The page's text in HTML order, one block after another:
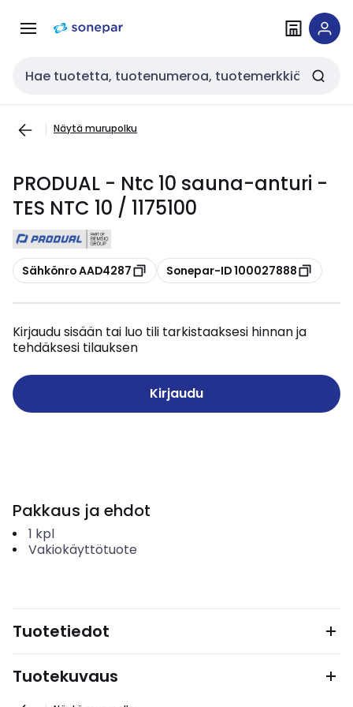
navigointiinsisältöön
Haku
Näytä murupolku
PRODUAL - Ntc 10 sauna-anturi -
TES NTC 10 / 1175100
Kopioi
Sähkönro AAD4287 Kopioi
Sonepar-ID 100027888
Kirjaudu sisään tai luo tili tarkistaaksesi hinnan ja
tehdäksesi tilauksen
Kirjaudu
Pakkaus ja ehdot
1 kpl
Vakiokäyttötuote
Tuotetiedot
Tuotekuvaus